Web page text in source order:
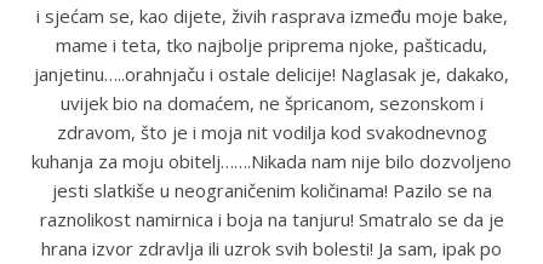
i sjećam se, kao dijete, živih rasprava između moje bake,
mame i teta, tko najbolje priprema njoke, pašticadu,
janjetinu…..orahnjaču i ostale delicije! Naglasak je, dakako,
uvijek bio na domaćem, ne špricanom, sezonskom i
zdravom, što je i moja nit vodilja kod svakodnevnog
kuhanja za moju obitelj…….Nikada nam nije bilo dozvoljeno
jesti slatkiše u neograničenim količinama! Pazilo se na
raznolikost namirnica i boja na tanjuru! Smatralo se da je
hrana izvor zdravlja ili uzrok svih bolesti! Ja sam, ipak po